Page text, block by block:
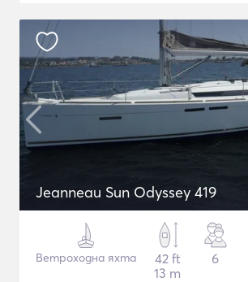
Jeanneau Sun Odyssey 419
Ветроходна яхта
42 ft
13 m
6